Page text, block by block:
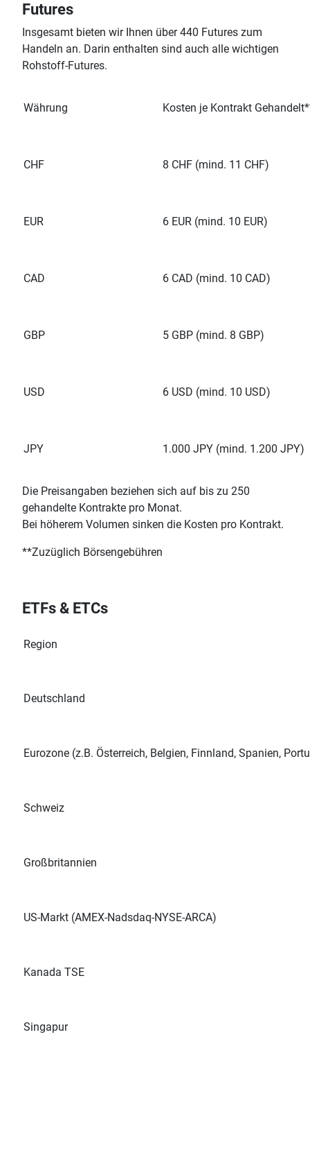
Futures
Insgesamt bieten wir Ihnen über 440 Futures zum
Handeln an. Darin enthalten sind auch alle wichtigen
Rohstoff-Futures.
Währung Kosten je Kontrakt
CHF 8 CHF (mind. 11 CHF)
EUR 6 EUR (mind. 10 EUR)
CAD 6 CAD (mind. 10 CAD)
GBP 5 GBP (mind. 8 GBP)
USD 6 USD (mind. 10 USD)
JPY 1.000 JPY (mind. 1.200 JPY)
Die Preisangaben beziehen sich auf bis zu 250
gehandelte Kontrakte pro Monat.
Bei höherem Volumen sinken die Kosten pro Kontrakt.
**Zuzüglich Börsengebühren
ETFs & ETCs
Region
Deutschland
Eurozone (z.B. Österreich, Belgien, Finnland, Spanien,
Schweiz
Großbritannien
US-Markt (AMEX-Nadsdaq-NYSE-ARCA)
Kanada TSE
Singapur